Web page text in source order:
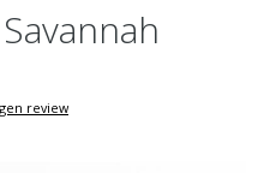
review